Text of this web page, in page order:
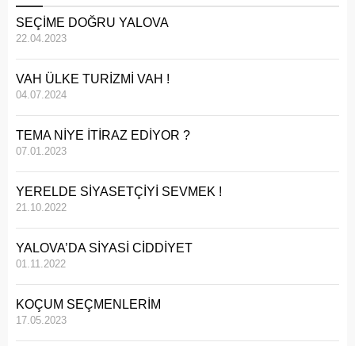
SEÇİME DOĞRU YALOVA
22.04.2023
VAH ÜLKE TURİZMİ VAH !
04.07.2024
TEMA NİYE İTİRAZ EDİYOR ?
07.01.2023
YERELDE SİYASETÇİYİ SEVMEK !
21.10.2022
YALOVA’DA SİYASİ CİDDİYET
01.11.2022
KOÇUM SEÇMENLERİM
17.05.2023